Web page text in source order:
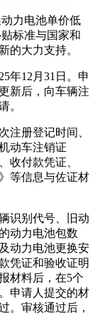
力电池单价低
标准与国家和
的大力支持。
年12月31日。申
新后，向车辆注
。
注册登记时间、
动车注销证
收付款凭证、
等信息与佐证材
识别代号、旧动
动力电池包数
动力电池更换安
凭证和验收证明
材料后，在5个
申请人提交的材
。审核通过后，